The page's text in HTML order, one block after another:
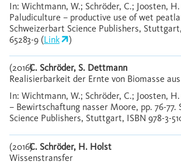
In: Wichtmann, W.; Schröder, C.; Joosten,
Paludiculture – productive use of wet
Schweizerbart Science Publishers,
65283-9 (Link )
(2016)C. Schröder, S. Dettmann
Realisierbarkeit der Ernte von Biomasse
In: Wichtmann, W.; Schröder, C.; Joosten,
– Bewirtschaftung nasser Moore, pp. 76-77.
Science Publishers, Stuttgart, ISBN 978-3-
(2016)C. Schröder, H. Holst
Wissenstransfer